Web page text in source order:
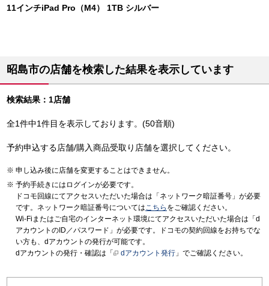
11インチiPad Pro（M4） 1TB シルバー
昭島市の店舗を検索した結果を表示しています
検索結果：1店舗
全1件中1件目を表示しております。(50音順)
予約申込する店舗/購入商品受取り店舗を選択してください。
申し込み後に店舗を変更することはできません。
予約手続きにはログインが必要です。
ドコモ回線にてアクセスいただいた場合は「ネットワーク暗証番号」が必要
です。ネットワーク暗証番号についてはこちら をご確認ください。
Wi-Fiまたはご自宅のインターネット環境にてアクセスいただいた場合は「d
アカウントのID／パスワード」が必要です。ドコモの契約回線をお持ちでな
い方も、dアカウントの発行が可能です。
dアカウントの発行・確認は「
dアカウント発行 」でご確認ください。